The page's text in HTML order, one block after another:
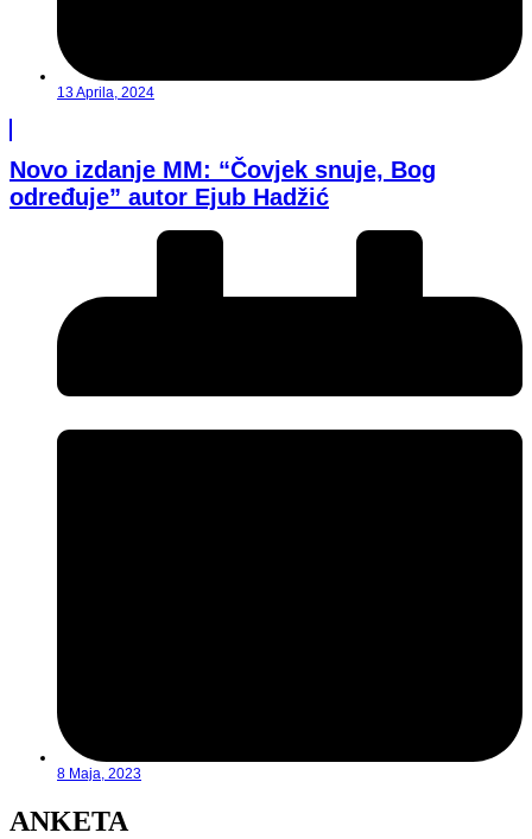
13 Aprila, 2024
Novo izdanje MM: “Čovjek snuje, Bog
određuje” autor Ejub Hadžić
8 Maja, 2023
ANKETA